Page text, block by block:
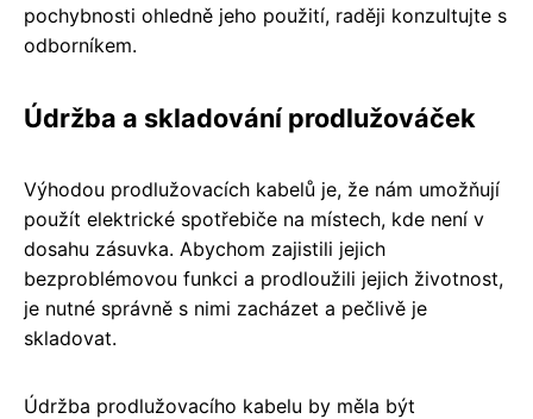
pochybnosti ohledně jeho použití, raději konzultujte s
odborníkem.
Údržba a skladování prodlužováček
Výhodou prodlužovacích kabelů je, že nám umožňují
použít elektrické spotřebiče na místech, kde není v
dosahu zásuvka. Abychom zajistili jejich
bezproblémovou funkci a prodloužili jejich životnost,
je nutné správně s nimi zacházet a pečlivě je
skladovat.
Údržba prodlužovacího kabelu by měla být